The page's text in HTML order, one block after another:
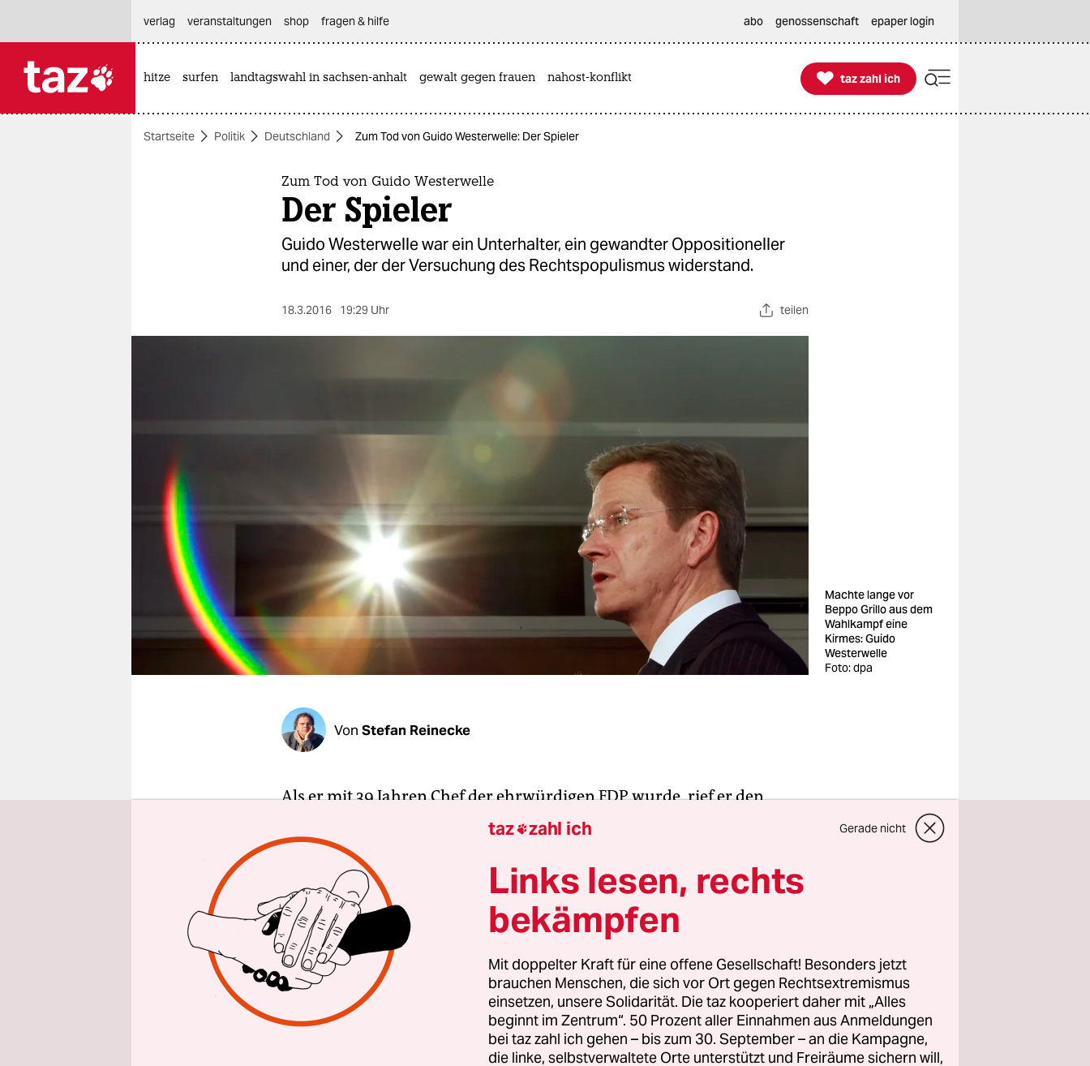
themen
verlag
verlag
veranstaltungen
shop
fragen & hilfe
unterstützen
verlag
veranstaltungen shop fragen & hilfe abo genossenschaft epaper login
hitze surfen landtagswahl in sachsen-anhalt gewalt gegen frauen nahost-konflikt 
taz zahl ich
taz zahl ich
Startseite Politik Deutschland Zum Tod von Guido Westerwelle: Der Spieler
Zum Tod von Guido Westerwelle
Der Spieler
Guido Westerwelle war ein Unterhalter, ein gewandter Oppositioneller
und einer, der der Versuchung des Rechtspopulismus widerstand.
18.3.2016 19:29 Uhr teilen
Machte lange vor
Beppo Grillo aus dem
Wahlkampf eine
Kirmes: Guido
Westerwelle
Foto: dpa
Von Stefan Reinecke
Als er mit 39 Jahren Chef der ehrwürdigen FDP wurde, rief er den
Liberalen zu: „Auf jedem Schiff, das dampft und segelt, gibt es einen,
der die Sache regelt – und das bin ich.“ Das war 2001 und das Credo
von Guido Westerwelle – viel ich, viel Show.
Er kurvte mit dem Guidomobil durch die Republik und pinselte sich
„18“ unter die Schuhsohlen, die er in Talkshows präsentierte. Mit dem
Projekt „18 Prozent“ wurde es nichts, die FDP bekam 2002 kaum acht
Prozent. Aber das war nicht so schlimm. Hauptsache Aufmerksamkeit.
taz zahl ich Gerade nicht
Links lesen, rechts
bekämpfen
Mit doppelter Kraft für eine offene Gesellschaft! Besonders jetzt
brauchen Menschen, die sich vor Ort gegen Rechtsextremismus
einsetzen, unsere Solidarität. Die taz kooperiert daher mit „Alles
beginnt im Zentrum“. 50 Prozent aller Einnahmen aus Anmeldungen
bei taz zahl ich gehen – bis zum 30. September – an die Kampagne,
die linke, selbstverwaltete Orte unterstützt und Freiräume sichern will,